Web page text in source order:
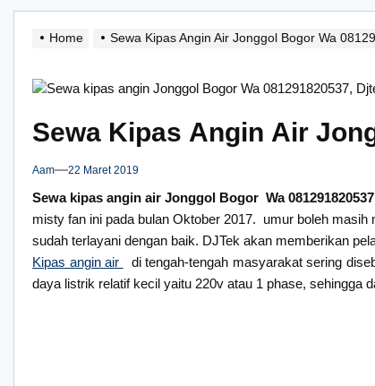
Home Sewa Kipas Angin Air Jonggol Bogor Wa
Sewa Kipas Angin Air
Aam 22 Maret 2019
Sewa kipas angin air Jonggol Bogor Wa 081291820537
misty fan ini pada bulan Oktober 2017. umur boleh
sudah terlayani dengan baik. DJTek akan memberikan
Kipas angin air
di tengah-tengah masyarakat sering
daya listrik relatif kecil yaitu 220v atau 1 phase, sehingga